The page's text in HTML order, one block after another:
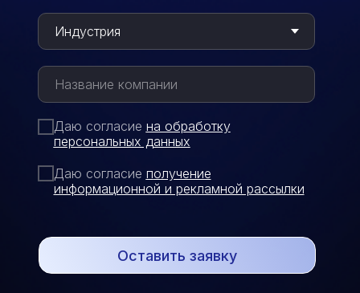
Даю согласие на обработку
персональных данных
Даю согласие получение
информационной и рекламной рассылки
Оставить заявку